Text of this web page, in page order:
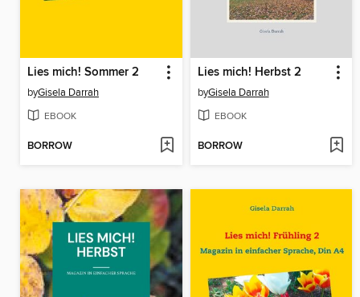
Lies mich! Sommer 2
byGisela Darrah
EBOOK
BORROW
Lies mich! Herbst 2
byGisela Darrah
EBOOK
BORROW